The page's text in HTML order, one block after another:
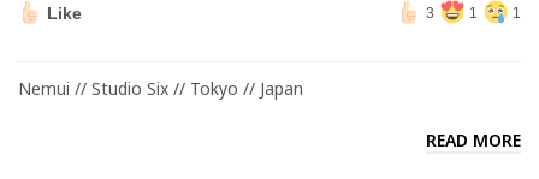
Like 3 1 1
Nemui // Studio Six // Tokyo // Japan
READ MORE